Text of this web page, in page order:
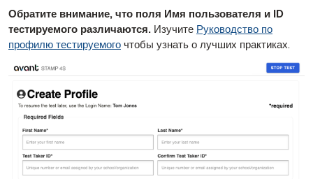
Обратите внимание, что поля Имя пользователя и ID
тестируемого различаются. Изучите Руководство по
профилю тестируемого чтобы узнать о лучших практиках.